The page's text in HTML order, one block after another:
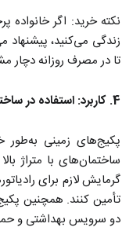
نکته خرید: اگر خانواده
زندگی می‌کنید، پیشنهاد
تا در مصرف روزانه دچار
4. کاربرد: استفاده در ساختمان‌های بزرگ
پکیج‌های زمینی
ساختمان‌های با متراژ
گرمایش لازم برای
تأمین کنند. همچنین
دو سرویس بهداشتی و